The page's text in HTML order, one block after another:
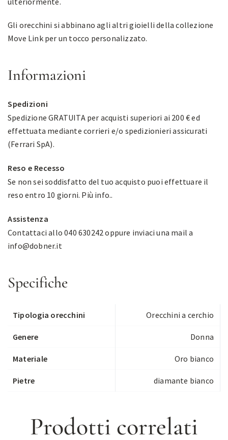
Gli orecchini si abbinano agli altri gioielli della collezione
Move Link per un tocco personalizzato.
Informazioni
Spedizioni
Spedizione GRATUITA per acquisti superiori ai 200 € ed
effettuata mediante corrieri e/o spedizionieri assicurati
(Ferrari SpA).
Reso e Recesso
Se non sei soddisfatto del tuo acquisto puoi effettuare il
reso entro 10 giorni. Più info..
Assistenza
Contattaci allo 040 630242 oppure inviaci una mail a
info@dobner.it
Specifiche
Tipologia orecchini Orecchini a cerchio
Genere Donna
Materiale Oro bianco
Pietre diamante bianco
Prodotti correlati